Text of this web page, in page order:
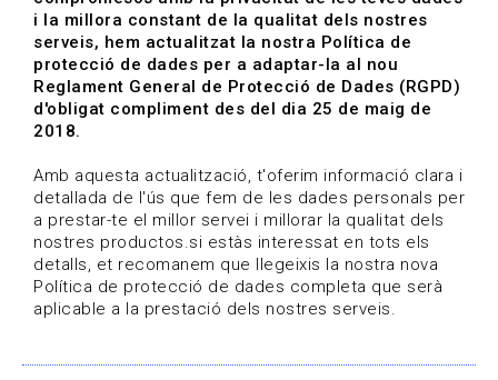
HOME / BLOG
Estigues al dia
Convocatòries, activitats i notícies del sector de la
cultura.
i la millora constant de la qualitat dels nostres
serveis, hem actualitzat la nostra Política de
protecció de dades per a adaptar-la al nou
Reglament General de Protecció de Dades (RGPD)
d'obligat compliment des del dia 25 de maig de
2018.
Amb aquesta actualització, t'oferim informació clara i
detallada de l'ús que fem de les dades personals per
a prestar-te el millor servei i millorar la qualitat dels
nostres productos.si estàs interessat en tots els
detalls, et recomanem que llegeixis la nostra nova
Política de protecció de dades completa que serà
aplicable a la prestació dels nostres serveis.